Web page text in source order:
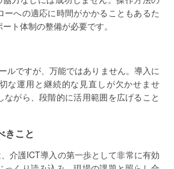
ーへの適応に時間がかかることもあるた
ト体制の整備が必要です。
ルですが、万能ではありません。導入に
な運用と継続的な見直しが欠かせませ
ながら、段階的に活用範囲を広げること
きこと
介護ICT導入の第一歩として非常に有効